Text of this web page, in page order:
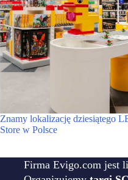
Znamy lokalizację dziesiątego
Store w Polsce
Firma Evigo.com jest